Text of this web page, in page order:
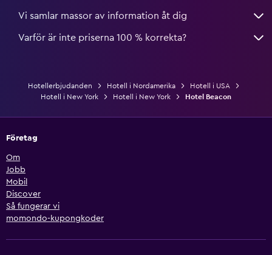
Vi samlar massor av information åt dig
Varför är inte priserna 100 % korrekta?
Hotellerbjudanden Hotell i Nordamerika
Hotell i USA
Hotell i New York
Hotell i New York Hotel Beacon
Företag
Om
Jobb
Mobil
Discover
Så fungerar vi
momondo-kupongkoder